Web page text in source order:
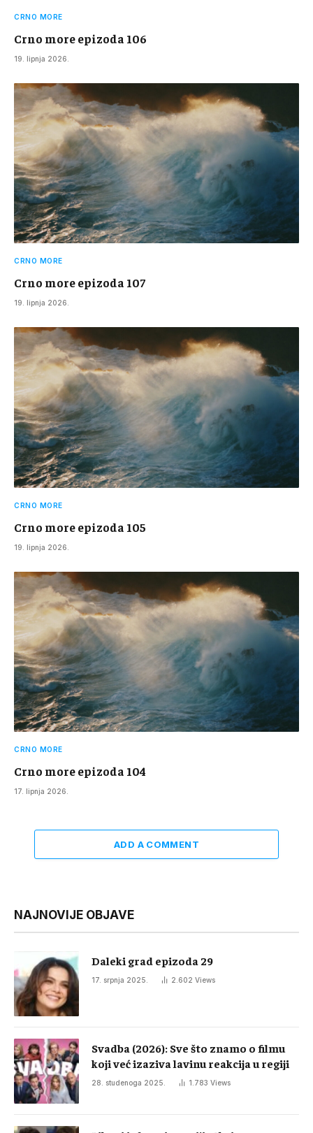
CRNO MORE
Crno more epizoda 106
19. lipnja 2026.
CRNO MORE
Crno more epizoda 107
19. lipnja 2026.
CRNO MORE
Crno more epizoda 105
19. lipnja 2026.
CRNO MORE
Crno more epizoda 104
17. lipnja 2026.
ADD A COMMENT
NAJNOVIJE OBJAVE
Daleki grad epizoda 29
17. srpnja 2025. 2.602 Views
Svadba (2026): Sve što znamo o filmu
koji već izaziva lavinu reakcija u regiji
28. studenoga 2025. 1.783 Views